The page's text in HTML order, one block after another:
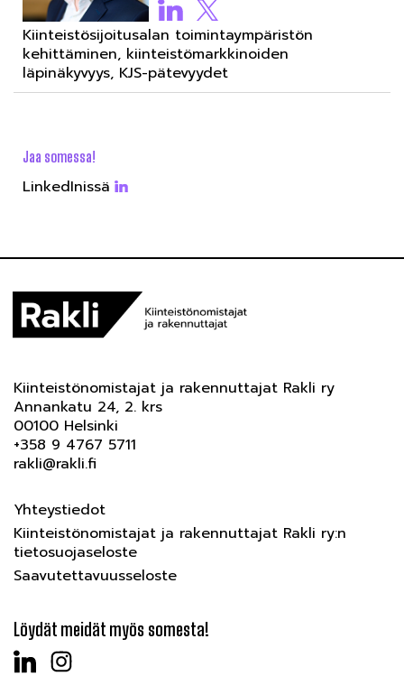
Kiinteistösijoitusalan toimintaympäristön
kehittäminen, kiinteistömarkkinoiden
läpinäkyvyys, KJS-pätevyydet
Jaa somessa!
LinkedInissä
Kiinteistönomistajat ja rakennuttajat Rakli ry
Annankatu 24, 2. krs
00100 Helsinki
+358 9 4767 5711
rakli@rakli.fi
Yhteystiedot
Kiinteistönomistajat ja rakennuttajat Rakli ry:n
tietosuojaseloste
Saavutettavuusseloste
Löydät meidät myös somesta!